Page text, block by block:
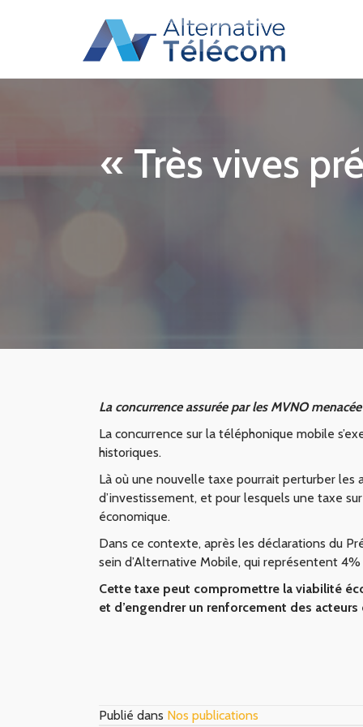
« Très vives
La concurrence assurée par les MVNO
La concurrence sur la téléphonique mobile
historiques.
Là où une nouvelle taxe pourrait perturber les
d’investissement, et pour lesquels une taxe
économique.
Dans ce contexte, après les déclarations du
sein d’Alternative Mobile, qui représentent
Cette taxe peut compromettre la viabilité
et d’engendrer un renforcement des
Publié dans Nos publications